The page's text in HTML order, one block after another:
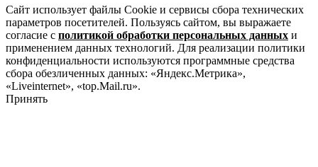
Сайт использует файлы Cookie и сервисы сбора технических
параметров посетителей. Пользуясь сайтом, вы выражаете
согласие с политикой обработки персональных данных и
применением данных технологий. Для реализации политики
конфиденциальности используются программные средства
сбора обезличенных данных: «Яндекс.Метрика»,
«Liveinternet», «top.Mail.ru».
Принять